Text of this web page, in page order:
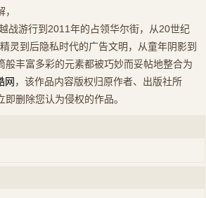
战游行到2011年的占领华尔街，从20世纪
灵到后隐私时代的广告文明，从童年阴影到
丰富多彩的元素都被巧妙而妥帖地整合为
网 ，该作品内容版权归原作者、出版社所
删除您认为侵权的作品。